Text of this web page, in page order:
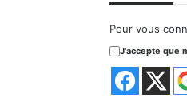
Pour vous
J'accepte que